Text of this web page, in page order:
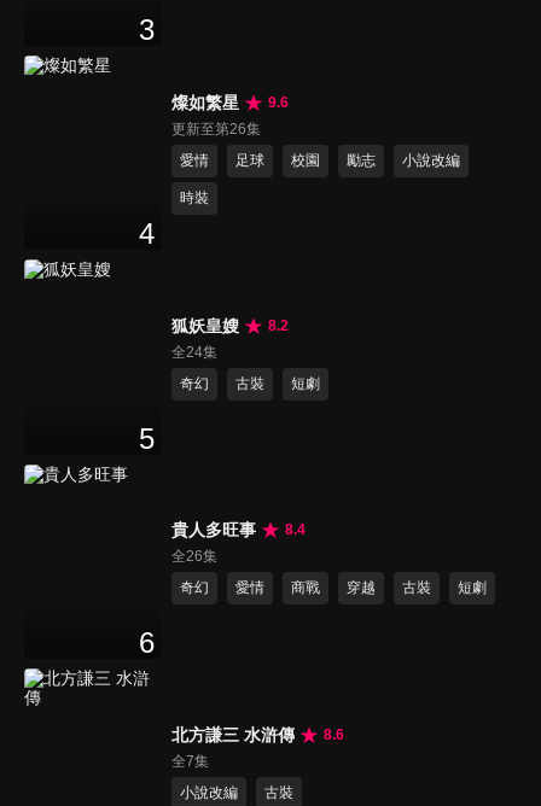
3
4
燦如繁星
9.6
更新至第26集
愛情
足球 校園 勵志 小說改編
時裝
5
狐妖皇嫂
8.2
全24集
奇幻
古裝 短劇
6
貴人多旺事
8.4
全26集
奇幻
愛情 商戰 穿越 古裝 短劇
北方謙三 水滸傳
8.6
全7集
小說改編
古裝